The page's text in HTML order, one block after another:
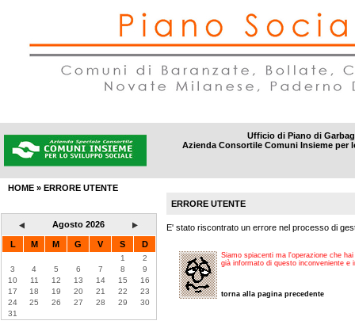
DISTRETTI|AMBITI SOCIALI| INFORMAZIONI|CONTATTI
Ufficio di Piano di
Azienda Consortile Comuni Insieme per
HOME» ERRORE UTENTE
Agosto 2026
L M M G V S D
1
2
3
4 5 6 7 8
9
10
11 12 13 14 15
16
17
18 19 20 21 22
23
24
25 26 27 28 29
30
31
ERRORE UTENTE
E' stato riscontrato un errore nel processo di
Siamo spiacenti ma l'operazione che
già informato di questo inconveniente e
torna alla pagina precedente